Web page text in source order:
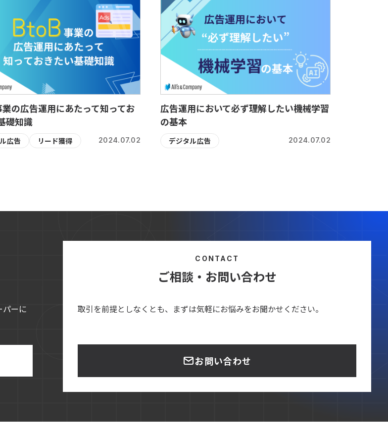
の広告運用にあたって知ってお
礎知識
広告 リード獲得 2024.07.02
広告運用において必ず理解したい機械学習
の基本
デジタル広告 2024.07.02
ーに
CONTACT
ご相談・お問い合わせ
取引を前提としなくとも、まずは気軽にお悩みをお聞かせください。
お問い合わせ